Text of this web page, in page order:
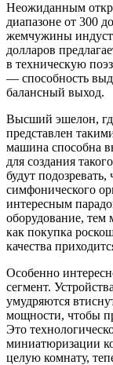
Неожиданным
диапазоне от 300
жемчужины
долларов
в техническую
— способность
балансный выход.
Высший эшелон,
представлен
машина способна
для создания
будут
симфонического
интересным
оборудование, тем
как покупка
качества
Особенно
сегмент.
умудряются
мощности, чтобы
Это
миниатюризации
целую комнату,